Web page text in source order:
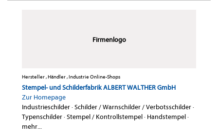
Firmenlogo
Hersteller , Händler , Industrie Online-Shops
Stempel- und Schilderfabrik ALBERT WALTHER GmbH
Zur Homepage
Industrieschilder·Schilder / Warnschilder / Verbotsschilder·
Typenschilder·Stempel / Kontrollstempel· Handstempel·
mehr...